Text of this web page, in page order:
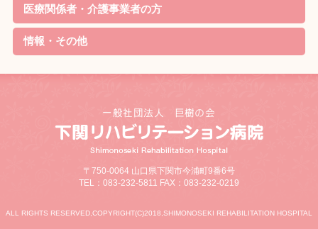
リハビリのご案内
外来について
家族教室
定期便
入院について
お見舞いの方
院内無料Wi-Fi利用規約
医療関係者・介護事業者の方
資格取得
リハビリ最新機器
学会発表
情報・その他
待機状況
新着情報
採用情報
交通アクセス
リンク
サイトマップ
個人情報の取り扱いについて
お問合せ・ご相談
病院ソーシャルメディア運用規程
お知らせ
研究情報の公開について
〒750-0064 山口県下関市今浦町9番6号
TEL：083-232-5811 FAX：083-232-0219
ALL RIGHTS RESERVED,COPYRIGHT(C)2018,SHIMONOSEKI REHABILITATION HOSPITAL